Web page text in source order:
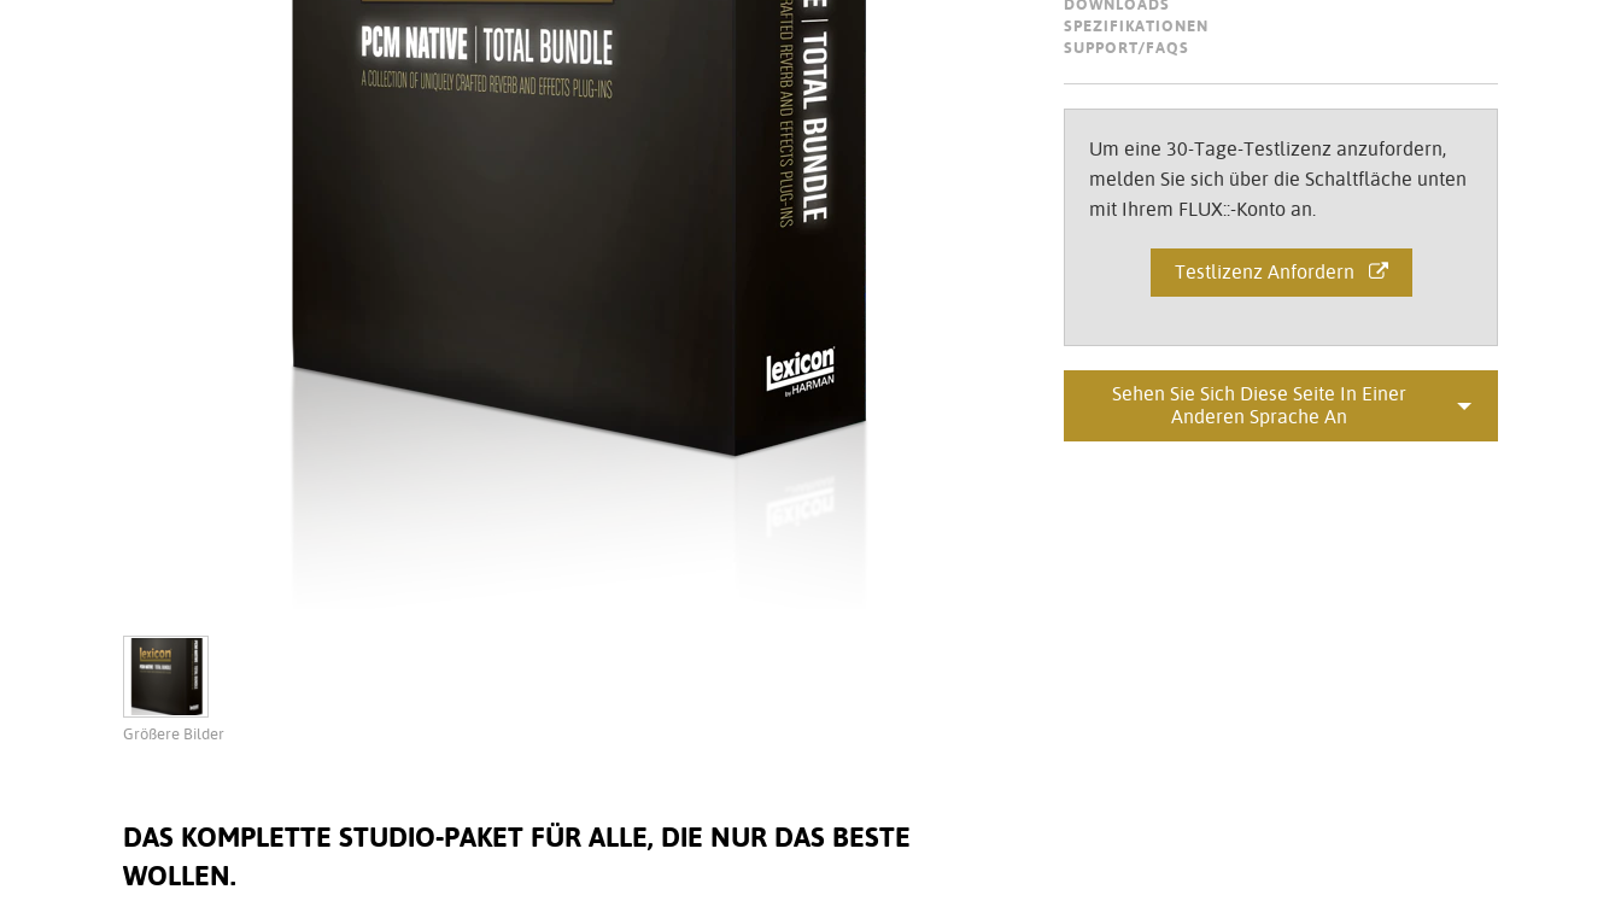
Größere Bilder
DAS KOMPLETTE STUDIO-PAKET FÜR ALLE, DIE NUR DAS BESTE
WOLLEN.
DOWNLOADS
SPEZIFIKATIONEN
SUPPORT/FAQS
Um eine 30-Tage-Testlizenz anzufordern,
melden Sie sich über die Schaltfläche unten
mit Ihrem FLUX::-Konto an.
Testlizenz Anfordern
Sehen Sie Sich Diese Seite In Einer
Anderen Sprache An